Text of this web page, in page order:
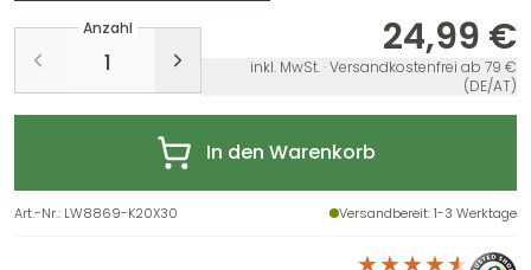
Anzahl 24,99 €
inkl. MwSt. · Versandkostenfrei ab 79 €
(DE/AT)
In den Warenkorb
Art.-Nr.: LW8869-K20X30 Versandbereit: 1-3 Werktage